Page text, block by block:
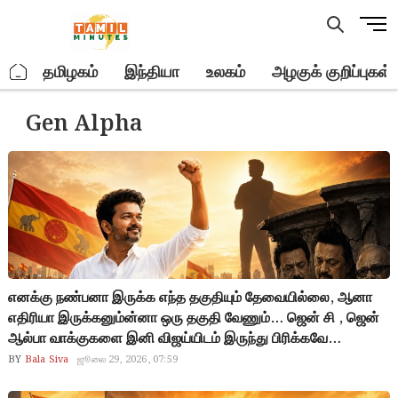
M
u
t
o
n
. தமிழகம் இந்தியா உலகம் அழகுக் குறிப்புகள்
Gen Alpha
எனக்கு நண்பனா இருக்க எந்த தகுதியும் தேவையில்லை, ஆனா
எதிரியா இருக்கனும்ன்னா ஒரு தகுதி வேணும்… ஜென் சி , ஜென்
ஆல்பா வாக்குகளை இனி விஜய்யிடம் இருந்து பிரிக்கவே
முடியாது.. அது ஸ்ட்ராங்க விஜய் கணக்குல உட்கார்ந்திருச்சு..
BY Bala Siva ஜூலை 29, 2026, 07:59